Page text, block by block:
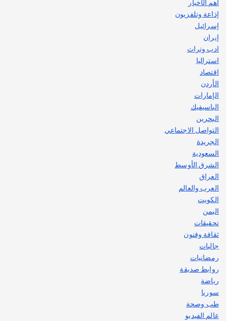
أهم الأخبار
إذاعة وتلفزيون
إسرائيل
إيران
ادب وتراث
استراليا
اقتصاد
الأردن
الإمارات
الباسيفيك
البحرين
التواصل الاجتماعي
الجريدة
السعودية
الشرق الأوسط
العراق
العرب والعالم
الكويت
اليمن
تحقيقات
ثقافة وفنون
جاليات
رمضانيات
روابط صديقة
رياضة
سوريا
طب وصحة
عالم الفيديو